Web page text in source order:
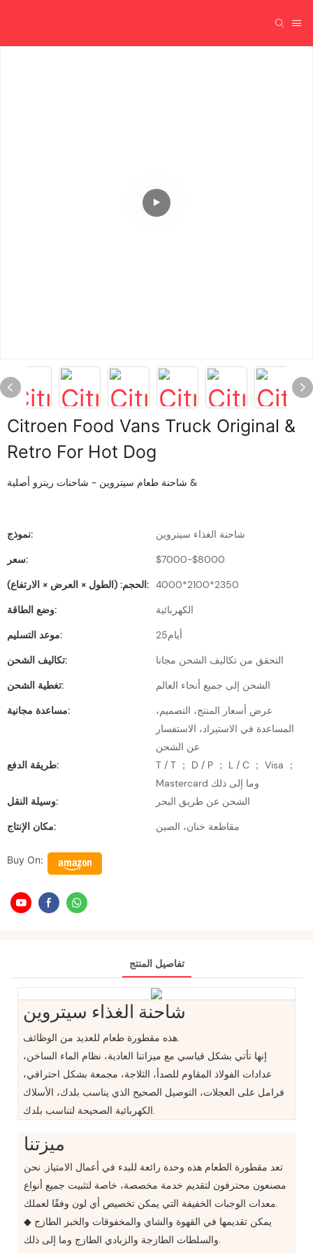
Citroen Food Vans Truck Original &
Retro For Hot Dog
شاحنة طعام سيتروين - شاحنات ريترو أصلية &
نموذج:
شاحنة الغذاء سيتروين
سعر:
$7000-$8000
الحجم: (الطول × العرض × الارتفاع): 4000*2100*2350
وضع الطاقة:
الكهربائية
موعد التسليم:
أيام25
تكاليف الشحن:
التحقق من تكاليف الشحن مجانا
تغطية الشحن:
الشحن إلى جميع أنحاء العالم
مساعدة مجانية:
عرض أسعار المنتج، التصميم،
المساعدة في الاستيراد، الاستفسار
عن الشحن
طريقة الدفع:
T / T ； D / P ； L / C ； Visa ；
Mastercard وما إلى ذلك
وسيلة النقل:
الشحن عن طريق البحر
مكان الإنتاج:
مقاطعة خنان، الصين
Buy On:
تفاصيل المنتج
شاحنة الغذاء سيتروين
هذه مقطورة طعام للعديد من الوظائف.
إنها تأتي بشكل قياسي مع ميزاتنا العادية، نظام الماء الساخن،
عدادات الفولاذ المقاوم للصدأ، الثلاجة، مجمعة بشكل احترافي،
فرامل على العجلات، التوصيل الصحيح الذي يناسب بلدك، الأسلاك
الكهربائية الصحيحة لتناسب بلدك.
ميزتنا
تعد مقطورة الطعام هذه وحدة رائعة للبدء في أعمال الامتياز. نحن
مصنعون محترفون لتقديم خدمة مخصصة، خاصة لتثبيت جميع أنواع
معدات الوجبات الخفيفة التي يمكن تخصيص أي لون وفقًا لعملك.
◆ يمكن تقديمها في القهوة والشاي والمخفوقات والخبز الطازج
والسلطات الطازجة والزبادي الطازج وما إلى ذلك.